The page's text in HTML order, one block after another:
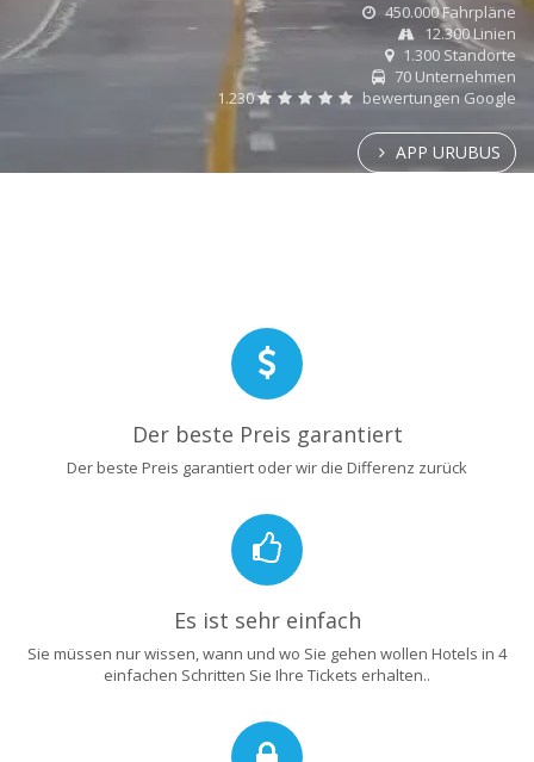
450.000 Fahrpläne
12.300 Linien
1.300 Standorte
70 Unternehmen
1.230
bewertungen Google
APP URUBUS
Der beste Preis garantiert
Der beste Preis garantiert oder wir die Differenz zurück
Es ist sehr einfach
Sie müssen nur wissen, wann und wo Sie gehen wollen Hotels in 4
einfachen Schritten Sie Ihre Tickets erhalten..